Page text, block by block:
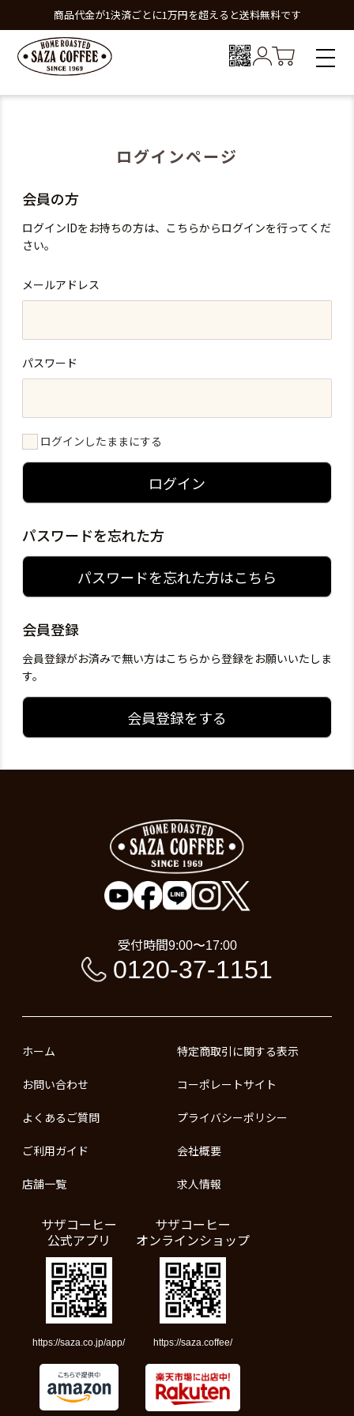
商品代金が1決済ごとに1万円を超えると送料無料です
ログインページ
会員の方
ログインIDをお持ちの方は、こちらからログインを行ってくだ
さい。
メールアドレス
パスワード
ログインしたままにする
ログイン
パスワードを忘れた方
パスワードを忘れた方はこちら
会員登録
会員登録がお済みで無い方はこちらから登録をお願いいたしま
す。
会員登録をする
受付時間9:00〜17:00
0120-37-1151
ホーム
お問い合わせ
よくあるご質問
ご利用ガイド
店舗一覧
特定商取引に関する表示
コーポレートサイト
プライバシーポリシー
会社概要
求人情報
サザコーヒー
公式アプリ
https://saza.co.jp/app/
サザコーヒー
オンラインショップ
https://saza.coffee/